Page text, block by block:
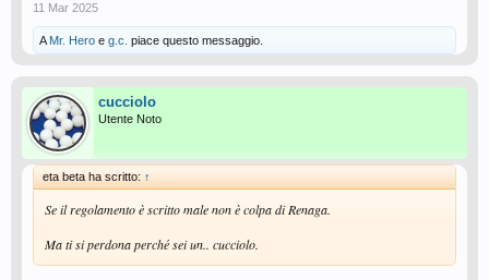
L'uso del time out:
Si può richiedere un time out una sola volta durante l'incontro (e per
"incontro" si intende l'intera partita contro lo stesso avversario e non il
semplice set).
Infatti il capitano di una delle due squadre ha chiesto un time out nel primo e
poi di nuovo nel secondo set. Alla mia domanda: "ma non l'avevi già chiesto
prima il time out? mi ha risposto che "si l'aveva chiesto
precendente e non in questo."
4.4- Intervalli
4.4.2.- Un giocatore, o coppia, può chiedere un “time-out” di non oltre un
minuto durante l’incontro.
...in una gara a squadre, la richiesta di time-out può essere fatta dal
giocatore o dalla coppia o dal capitano della squadra.
4.4.2.2. - Se un giocatore o una coppia e la persona designata a dare
consigli o il capitano non sono d’accordo sul chiedere il time-out, la
11 Mar 2025
A Mr. Hero e g.c. piace questo messaggio.
cucciolo
Utente Noto
eta beta ha scritto: ↑
Se il regolamento è scritto male non è colpa di Renaga.
Ma ti si perdona perché sei un.. cucciolo.